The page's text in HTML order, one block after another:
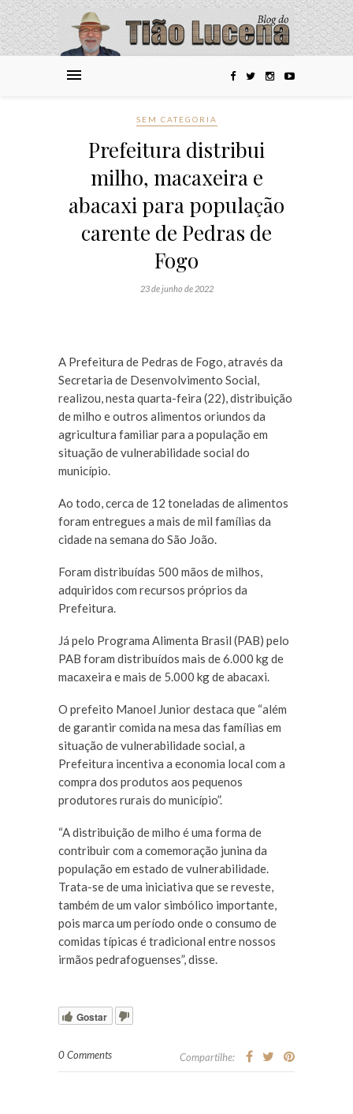
SEM CATEGORIA
Prefeitura distribui
milho, macaxeira e
abacaxi para população
carente de Pedras de
Fogo
23 de junho de 2022
A Prefeitura de Pedras de Fogo, através da
Secretaria de Desenvolvimento Social,
realizou, nesta quarta-feira (22), distribuição
de milho e outros alimentos oriundos da
agricultura familiar para a população em
situação de vulnerabilidade social do
município.
Ao todo, cerca de 12 toneladas de alimentos
foram entregues a mais de mil famílias da
cidade na semana do São João.
Foram distribuídas 500 mãos de milhos,
adquiridos com recursos próprios da
Prefeitura.
Já pelo Programa Alimenta Brasil (PAB) pelo
PAB foram distribuídos mais de 6.000 kg de
macaxeira e mais de 5.000 kg de abacaxi.
O prefeito Manoel Junior destaca que “além
de garantir comida na mesa das famílias em
situação de vulnerabilidade social, a
Prefeitura incentiva a economia local com a
compra dos produtos aos pequenos
produtores rurais do município”.
“A distribuição de milho é uma forma de
contribuir com a comemoração junina da
população em estado de vulnerabilidade.
Trata-se de uma iniciativa que se reveste,
também de um valor simbólico importante,
pois marca um período onde o consumo de
comidas típicas é tradicional entre nossos
irmãos pedrafoguenses”, disse.
Gostar
0 Comments Compartilhe: